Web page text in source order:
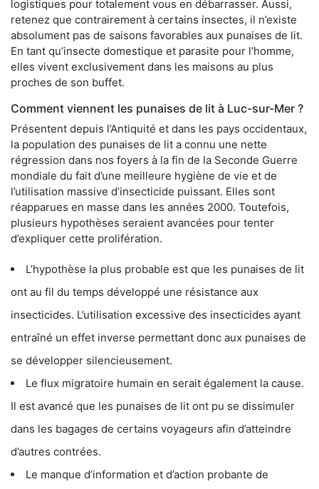
logistiques pour totalement vous en débarrasser. Aussi,
retenez que contrairement à certains insectes, il n’existe
absolument pas de saisons favorables aux punaises de lit.
En tant qu’insecte domestique et parasite pour l’homme,
elles vivent exclusivement dans les maisons au plus
proches de son buffet.
Comment viennent les punaises de lit à Luc-sur-Mer ?
Présentent depuis l’Antiquité et dans les pays occidentaux,
la population des punaises de lit a connu une nette
régression dans nos foyers à la fin de la Seconde Guerre
mondiale du fait d’une meilleure hygiène de vie et de
l’utilisation massive d’insecticide puissant. Elles sont
réapparues en masse dans les années 2000. Toutefois,
plusieurs hypothèses seraient avancées pour tenter
d’expliquer cette prolifération.
L’hypothèse la plus probable est que les punaises de lit
ont au fil du temps développé une résistance aux
insecticides. L’utilisation excessive des insecticides ayant
entraîné un effet inverse permettant donc aux punaises de
se développer silencieusement.
Le flux migratoire humain en serait également la cause.
Il est avancé que les punaises de lit ont pu se dissimuler
dans les bagages de certains voyageurs afin d’atteindre
d’autres contrées.
Le manque d’information et d’action probante de